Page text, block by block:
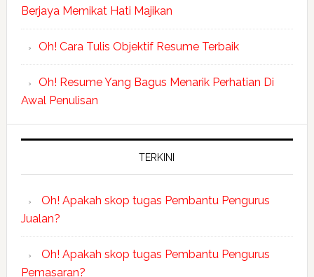
Berjaya Memikat Hati Majikan
Oh! Cara Tulis Objektif Resume Terbaik
Oh! Resume Yang Bagus Menarik Perhatian Di
Awal Penulisan
TERKINI
Oh! Apakah skop tugas Pembantu Pengurus
Jualan?
Oh! Apakah skop tugas Pembantu Pengurus
Pemasaran?